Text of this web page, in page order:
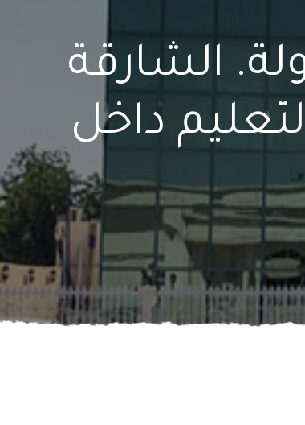
الشارقة
التعليم داخل